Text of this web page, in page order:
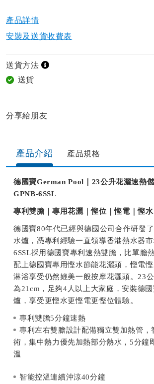
產品詳情​
安裝及送貨收費表
送貨方法
送貨
分享給朋友​
產品介紹 產品規格​
德國寶German Pool｜23公升花灑速熱儲
GPNB-6SSL
專利雙膽｜專用花灑｜慳位｜慳電｜慳
德國寶80年代已經與德國公司合作研發
水爐，憑專利經驗一直領導香港熱水器
6SSL採用德國寶專利速熱雙膽，比單膽
配上德國寶專用慳水節能花灑頭，慳電
淋浴享受仍然媲美一般按摩花灑頭。23
為21cm，足夠4人以上大家庭，安裝德
爐，享受更慳水更慳電更慳位體驗。
專利雙膽5分鐘速熱
專利左右雙膽設計配備獨立雙加熱管，
術，集中熱力優先加熱部分熱水，5分鐘
溫
智能控溫連續沖涼40分鐘